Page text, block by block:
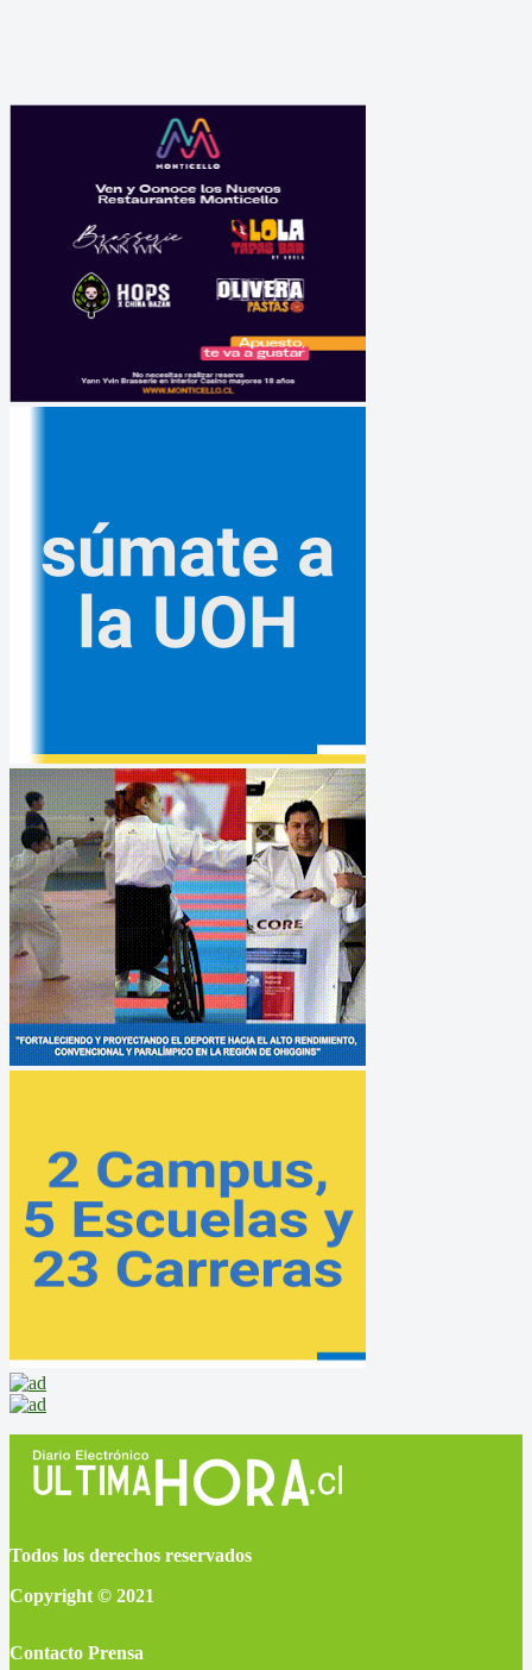
Todos los derechos reservados
Copyright © 2021
Contacto Prensa